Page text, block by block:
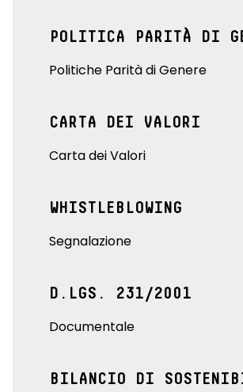
POLITICA PARITÀ DI
Politiche Parità di Genere
CARTA DEI VALORI
Carta dei Valori
WHISTLEBLOWING
Segnalazione
D.LGS. 231/2001
Documentale
BILANCIO DI